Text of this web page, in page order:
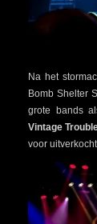
Na het
Bomb Shelter
grote bands
Vintage
voor